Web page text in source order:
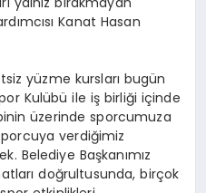
Kanat Hasan
yüzme kursları bugün
Kulübü ile iş birliği içinde
üzerinde sporcumuza
verdiğimiz
Belediye Başkanımız
doğrultusunda, birçok